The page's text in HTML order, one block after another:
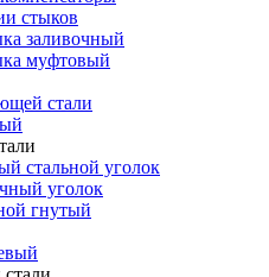
стыков
заливочный
муфтовый
стали
стальной уголок
уголок
гнутый